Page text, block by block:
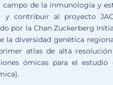
de la inmunología y
contribuir al proyecto
por la Chan Zuckerberg
la diversidad genética
atlas de alta
ómicas para el estudio